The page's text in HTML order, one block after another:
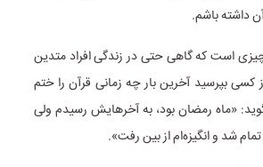
داشته باشم.
است که گاهی حتی در زندگی افراد متدین
کسی بپرسید آخرین بار چه زمانی قرآن را ختم
«ماه رمضان بود، به آخرهایش رسیدم ولی
شد و انگیزه‌ام از بین رفت».